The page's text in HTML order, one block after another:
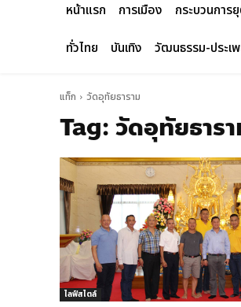
หน้าแรก การเมือง กระบวนการ
ทั่วไทย
บันเทิง วัฒนธรรม-ประเ
แท็ก วัดอุทัยธาราม
Tag:วัดอุทัยธาร
ไลฟ์สไตล์